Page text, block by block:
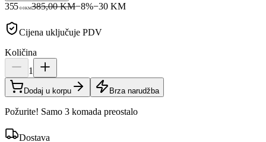
355 00KM385,00 KM−8%−30 KM
Cijena uključuje PDV
Količina
1
Dodaj u korpu Brza narudžba
Požurite! Samo 3 komada preostalo
Dostava